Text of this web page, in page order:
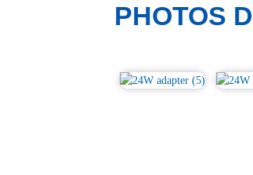
PHOTOS